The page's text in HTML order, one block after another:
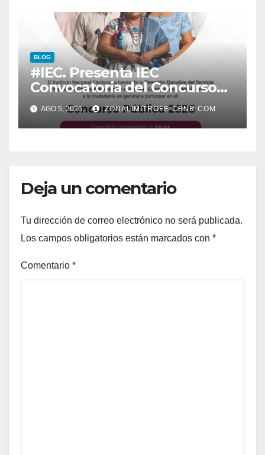
BLOG
#IEC. Presenta IEC
Convocatoria del Concurso
Público 2026
AGO 5, 2026 ZONALIMITROFE-CBNR.COM
Deja un comentario
Tu dirección de correo electrónico no será publicada.
Los campos obligatorios están marcados con *
Comentario *